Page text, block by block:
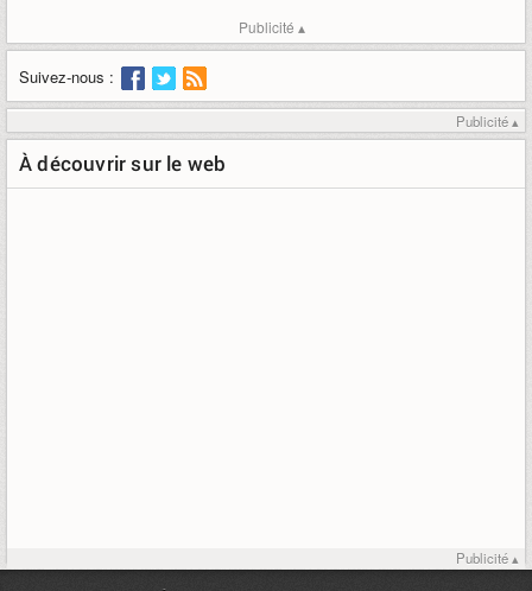
Publicité ▴
Suivez-nous :
Publicité ▴
À découvrir sur le web
Publicité ▴